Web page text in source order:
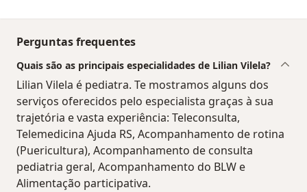
Perguntas frequentes
Quais são as principais especialidades de Lilian Vilela?
Lilian Vilela é pediatra. Te mostramos alguns dos
serviços oferecidos pelo especialista graças à sua
trajetória e vasta experiência: Teleconsulta,
Telemedicina Ajuda RS, Acompanhamento de rotina
(Puericultura), Acompanhamento de consulta
pediatria geral, Acompanhamento do BLW e
Alimentação participativa.